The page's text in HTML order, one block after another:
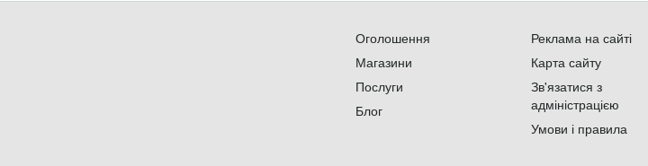
Оголошення
Магазини
Послуги
Блог
Реклама на сайті
Карта сайту
Зв'язатися з
адміністрацією
Умови і правила